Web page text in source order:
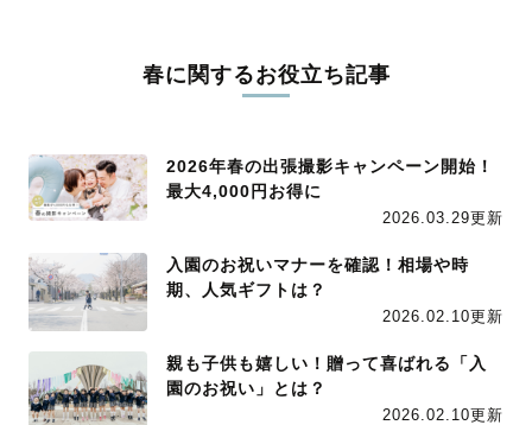
春に関するお役立ち記事
2026年春の出張撮影キャンペーン開始！
最大4,000円お得に
2026.03.29更新
入園のお祝いマナーを確認！相場や時
期、人気ギフトは？
2026.02.10更新
親も子供も嬉しい！贈って喜ばれる「入
園のお祝い」とは？
2026.02.10更新